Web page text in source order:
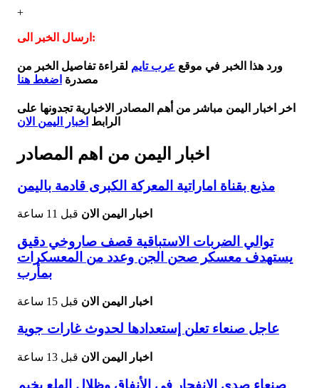
+
ارسال الخبر الى:
ورد هذا الخبر في موقع عرب تايم لقراءة تفاصيل الخبر من
مصدرة اضغط هنا
اخر اخبار اليمن مباشر من أهم المصادر الاخبارية تجدونها على
الرابط اخبار اليمن الان
اخبار اليمن من اهم المصادر
مذيع بقناة اماراتية المعركة الكبرى قادمة باليمن
اخبار اليمن الان قبل 11 ساعة
توالي الضربات الاستباقية قصف صاروخي دقيق
يستهدف معسكر صحن الجن وعدد من المعسكرات
بمأرب
اخبار اليمن الان قبل 15 ساعة
عاجل صنعاء تعلن إستعدادها لحدوث غارات جوية
اخبار اليمن الان قبل 13 ساعة
صنعاء صدى الانفجار في الأنفاق وظلال الهلع يخيم